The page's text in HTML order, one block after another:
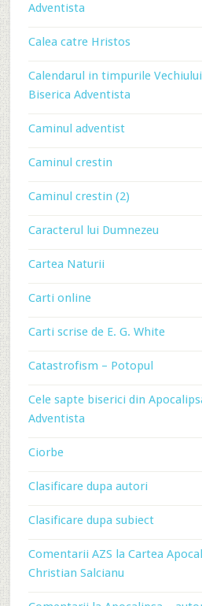
Adventista
Calea catre Hristos
Calendarul in timpurile
Biserica Adventista
Caminul adventist
Caminul crestin
Caminul crestin (2)
Caracterul lui Dumnezeu
Cartea Naturii
Carti online
Carti scrise de E. G. White
Catastrofism – Potopul
Cele sapte biserici din
Adventista
Ciorbe
Clasificare dupa autori
Clasificare dupa subiect
Comentarii AZS la Cartea
Christian Salcianu